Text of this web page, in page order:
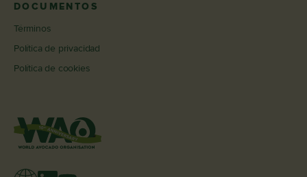
DOCUMENTOS
Términos
Política de privacidad
Política de cookies